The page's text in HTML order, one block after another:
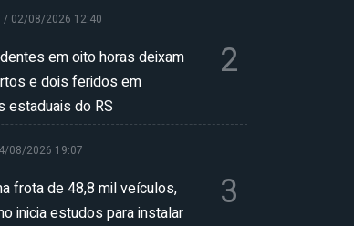
/ 02/08/2026 12:40
em oito horas deixam
e dois feridos em
estaduais do RS
2
08/2026 19:07
frota de 48,8 mil veículos,
inicia estudos para instalar
3